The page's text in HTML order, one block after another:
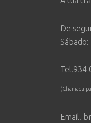
De
Tel.934
(Chamada
Email.